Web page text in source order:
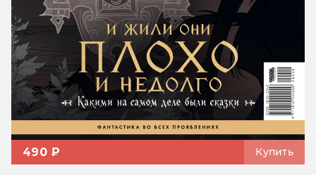
490 ₽ Купить